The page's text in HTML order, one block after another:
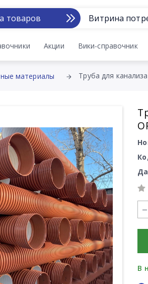
товаров Витрина
Акции Вики-справочник
материалы
В